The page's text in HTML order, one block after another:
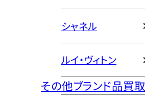
シャネル
ルイ・ヴィトン
その他ブランド品買取